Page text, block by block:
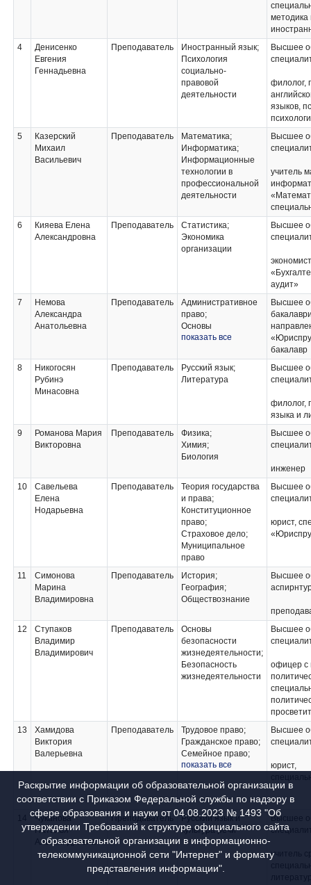
методика
4
Денисенко
Евгения
Геннадьевна
Преподаватель
Иностранный язык;
Психология
социально-
правовой
деятельности
Высшее
филолог,
языков,
5
Казерский
Михаил
Васильевич
Преподаватель
Математика;
Информатика;
Информационные
технологии в
профессиональной
деятельности
Высшее
учитель
6
Кияева Елена
Александровна
Преподаватель
Статистика;
Экономика
организации
Высшее
аудит»
7
Немова
Александра
Анатольевна
Преподаватель
Административное
право;
Основы
экологического
Финансовое право;
Право социального
обеспечения;
специальности)
практика
показать все
Высшее
бакалавр
8
Никогосян
Рубинэ
Минасовна
Преподаватель
Русский язык;
Литература
Высшее
филолог,
языка и
9
Романова Мария
Викторовна
Преподаватель
Физика;
Химия;
Биология
Высшее
инженер
10
Савельева
Елена
Нодарьевна
Преподаватель
Теория государства
и права;
Конституционное
право;
Страховое дело;
Муниципальное
право
Высшее
юрист,
11
Симонова
Марина
Владимировна
Преподаватель
История;
География;
Обществознание
Высшее
12
Ступаков
Владимир
Владимирович
Преподаватель
Основы
безопасности
жизнедеятельности;
Безопасность
жизнедеятельности
Высшее
офицер с
13
Хамидова
Виктория
Валерьевна
Преподаватель
Трудовое право;
Гражданское право;
Семейное право;
Гражданский
Организация
работы органов и
учреждений
социальной защиты
населения, органов
Пенсионного фонда
Российской
Федерации (ПФР);
показать все
Высшее
юрист,
Чуканова
Наталья
Александровна
Преподаватель
Русский язык и
культура речи
Высшее
учитель
Раскрытие информации об образовательной организации в
соответствии с Приказом Федеральной службы по надзору в
сфере образования и науки от 04.08.2023 № 1493 "Об
утверждении Требований к структуре официального сайта
образовательной организации в информационно-
телекоммуникационной сети "Интернет" и формату
представления информации".